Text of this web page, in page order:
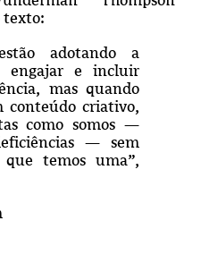
texto:
adotando a
engajar e incluir
mas quando
conteúdo criativo,
como somos —
— sem
temos uma”,